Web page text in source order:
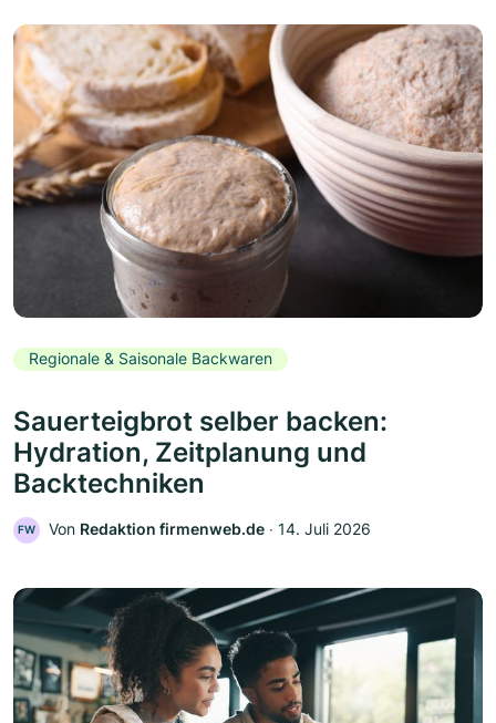
Regionale & Saisonale Backwaren
Sauerteigbrot selber backen:
Hydration, Zeitplanung und
Backtechniken
FW Von Redaktion firmenweb.de ‧ 14. Juli 2026